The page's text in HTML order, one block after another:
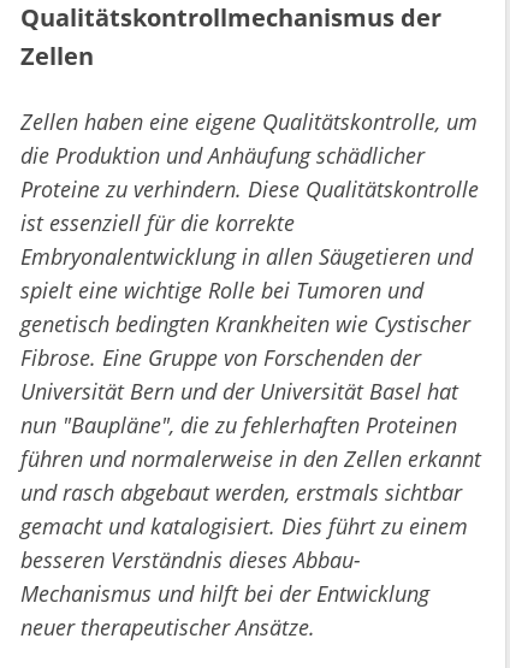
Qualitätskontrollmechanismus der
Zellen
Zellen haben eine eigene Qualitätskontrolle, um
die Produktion und Anhäufung schädlicher
Proteine zu verhindern. Diese Qualitätskontrolle
ist essenziell für die korrekte
Embryonalentwicklung in allen Säugetieren und
spielt eine wichtige Rolle bei Tumoren und
genetisch bedingten Krankheiten wie Cystischer
Fibrose. Eine Gruppe von Forschenden der
Universität Bern und der Universität Basel hat
nun "Baupläne", die zu fehlerhaften Proteinen
führen und normalerweise in den Zellen erkannt
und rasch abgebaut werden, erstmals sichtbar
gemacht und katalogisiert. Dies führt zu einem
besseren Verständnis dieses Abbau-
Mechanismus und hilft bei der Entwicklung
neuer therapeutischer Ansätze.